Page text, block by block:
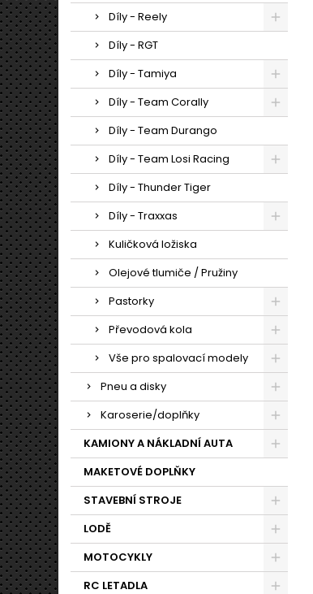
Díly - Reely
Díly - RGT
Díly - Tamiya
Díly - Team Corally
Díly - Team Durango
Díly - Team Losi Racing
Díly - Thunder Tiger
Díly - Traxxas
Kuličková ložiska
Olejové tlumiče / Pružiny
Pastorky
Převodová kola
Vše pro spalovací modely
Pneu a disky
Karoserie/doplňky
KAMIONY A NÁKLADNÍ AUTA
MAKETOVÉ DOPLŇKY
STAVEBNÍ STROJE
LODĚ
MOTOCYKLY
RC LETADLA